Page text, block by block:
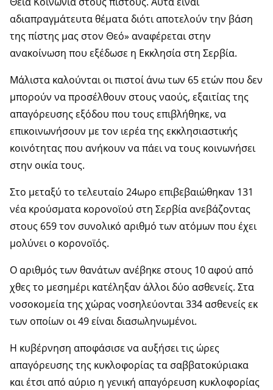
αδιαπραγμάτευτα θέματα διότι αποτελούν την βάση
της πίστης μας στον Θεό» αναφέρεται στην
ανακοίνωση που εξέδωσε η Εκκλησία στη Σερβία.
Μάλιστα καλούνται οι πιστοί άνω των 65 ετών που δεν
μπορούν να προσέλθουν στους ναούς, εξαιτίας της
απαγόρευσης εξόδου που τους επιβλήθηκε, να
επικοινωνήσουν με τον ιερέα της εκκλησιαστικής
κοινότητας που ανήκουν να πάει να τους κοινωνήσει
στην οικία τους.
Στο μεταξύ το τελευταίο 24ωρο επιβεβαιώθηκαν 131
νέα κρούσματα κορονοϊού στη Σερβία ανεβάζοντας
στους 659 τον συνολικό αριθμό των ατόμων που έχει
μολύνει ο κορονοϊός.
Ο αριθμός των θανάτων ανέβηκε στους 10 αφού από
χθες το μεσημέρι κατέληξαν άλλοι δύο ασθενείς. Στα
νοσοκομεία της χώρας νοσηλεύονται 334 ασθενείς εκ
των οποίων οι 49 είναι διασωληνωμένοι.
Η κυβέρνηση αποφάσισε να αυξήσει τις ώρες
απαγόρευσης της κυκλοφορίας τα σαββατοκύριακα
και έτσι από αύριο η γενική απαγόρευση κυκλοφορίας